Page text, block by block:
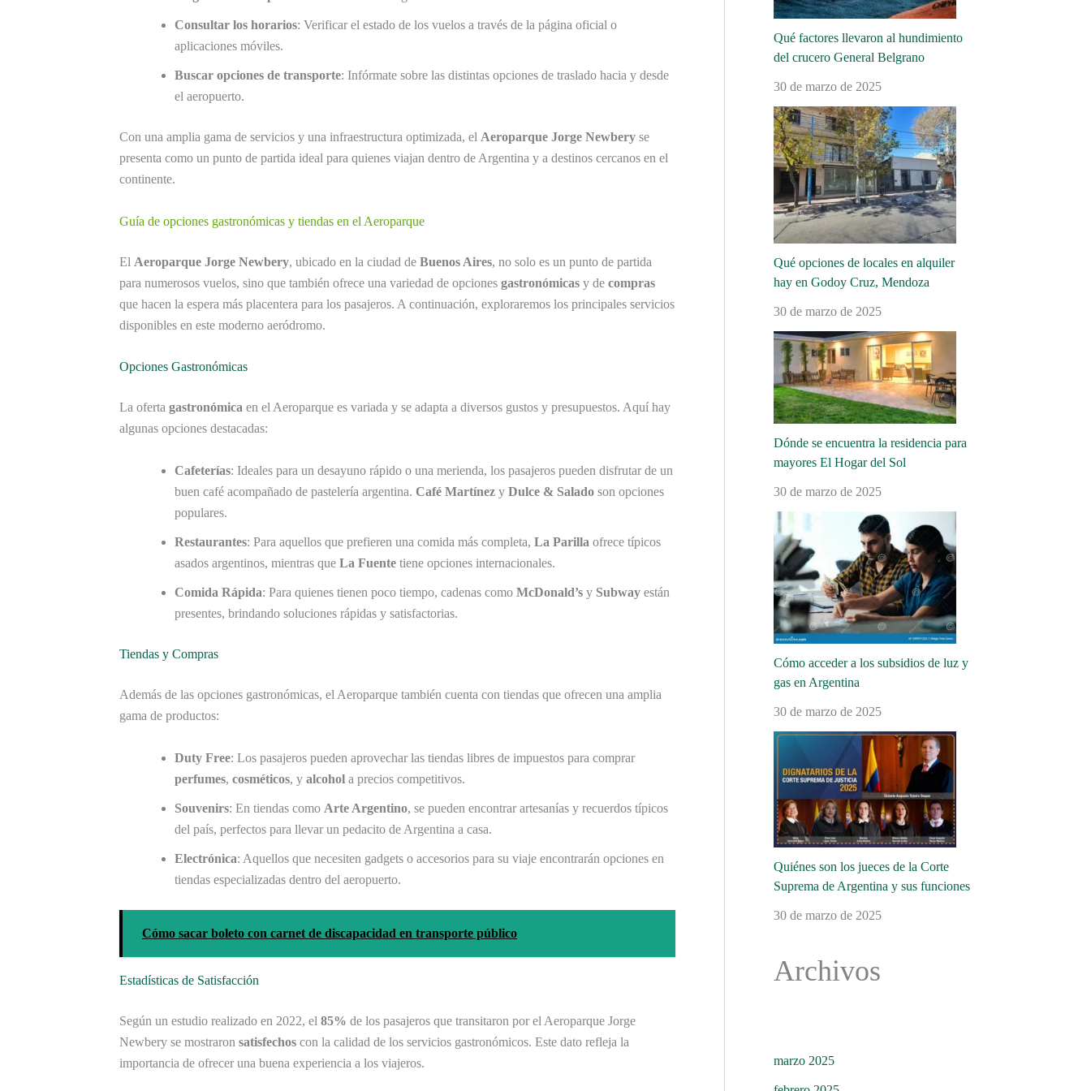
Consultar los horarios: Verificar el estado de los vuelos a través de la página oficial o
aplicaciones móviles.
Buscar opciones de transporte: Infórmate sobre las distintas opciones de traslado hacia y desde
el aeropuerto.
Con una amplia gama de servicios y una infraestructura optimizada, el Aeroparque Jorge Newbery se
presenta como un punto de partida ideal para quienes viajan dentro de Argentina y a destinos cercanos en el
continente.
Guía de opciones gastronómicas y tiendas en el Aeroparque
El Aeroparque Jorge Newbery, ubicado en la ciudad de Buenos Aires, no solo es un punto de partida
para numerosos vuelos, sino que también ofrece una variedad de opciones gastronómicas y de compras
que hacen la espera más placentera para los pasajeros. A continuación, exploraremos los principales servicios
disponibles en este moderno aeródromo.
Opciones Gastronómicas
La oferta gastronómica en el Aeroparque es variada y se adapta a diversos gustos y presupuestos. Aquí hay
algunas opciones destacadas:
Cafeterías: Ideales para un desayuno rápido o una merienda, los pasajeros pueden disfrutar de un
buen café acompañado de pastelería argentina. Café Martínez y Dulce & Salado son opciones
populares.
Restaurantes: Para aquellos que prefieren una comida más completa, La Parilla ofrece típicos
asados argentinos, mientras que La Fuente tiene opciones internacionales.
Comida Rápida: Para quienes tienen poco tiempo, cadenas como McDonald’s y Subway están
presentes, brindando soluciones rápidas y satisfactorias.
Tiendas y Compras
Además de las opciones gastronómicas, el Aeroparque también cuenta con tiendas que ofrecen una amplia
gama de productos:
Duty Free: Los pasajeros pueden aprovechar las tiendas libres de impuestos para comprar
perfumes, cosméticos, y alcohol a precios competitivos.
Souvenirs: En tiendas como Arte Argentino, se pueden encontrar artesanías y recuerdos típicos
del país, perfectos para llevar un pedacito de Argentina a casa.
Electrónica: Aquellos que necesiten gadgets o accesorios para su viaje encontrarán opciones en
tiendas especializadas dentro del aeropuerto.
Cómo sacar boleto con carnet de discapacidad en transporte público
Estadísticas de Satisfacción
Según un estudio realizado en 2022, el 85% de los pasajeros que transitaron por el Aeroparque Jorge
Newbery se mostraron satisfechos con la calidad de los servicios gastronómicos. Este dato refleja la
importancia de ofrecer una buena experiencia a los viajeros.
Qué factores llevaron al hundimiento
del crucero General Belgrano
30 de marzo de 2025
Qué opciones de locales en alquiler
hay en Godoy Cruz, Mendoza
30 de marzo de 2025
Dónde se encuentra la residencia para
mayores El Hogar del Sol
30 de marzo de 2025
Cómo acceder a los subsidios de luz y
gas en Argentina
30 de marzo de 2025
Quiénes son los jueces de la Corte
Suprema de Argentina y sus funciones
30 de marzo de 2025
Archivos
marzo 2025